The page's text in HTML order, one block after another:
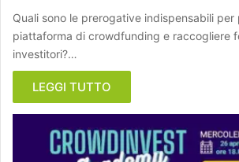
Quali sono le prerogative indispensabili per
piattaforma di crowdfunding e raccogliere
investitori?…
LEGGI TUTTO